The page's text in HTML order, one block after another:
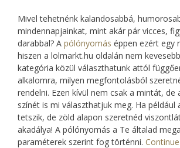
Mivel tehetnénk kalandosabbá,
mindennapjainkat, mint akár pár vicces,
darabbal? A pólónyomás éppen ezért egy
hiszen a lolmarkt.hu oldalán nem
kategória közül választhatunk attól
alkalomra, milyen megfontolásból
rendelni. Ezen kívül nem csak a mintát, de
színét is mi választhatjuk meg. Ha például
tetszik, de zöld alapon szeretnéd
akadálya! A pólónyomás a Te általad
paraméterek szerint fog történni.